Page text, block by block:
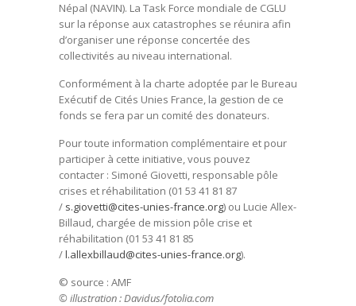
Népal (NAVIN). La Task Force mondiale de CGLU
sur la réponse aux catastrophes se réunira afin
d’organiser une réponse concertée des
collectivités au niveau international.
Conformément à la charte adoptée par le Bureau
Exécutif de Cités Unies France, la gestion de ce
fonds se fera par un comité des donateurs.
Pour toute information complémentaire et pour
participer à cette initiative, vous pouvez
contacter : Simoné Giovetti, responsable pôle
crises et réhabilitation (01 53 41 81 87
/ s.giovetti@cites-unies-france.org) ou Lucie Allex-
Billaud, chargée de mission pôle crise et
réhabilitation (01 53 41 81 85
/l.allexbillaud@cites-unies-france.org).
© source : AMF
© illustration : Davidus/fotolia.com